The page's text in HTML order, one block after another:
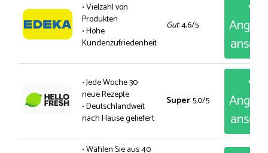
• Vielzahl von
Produkten
• Hohe
Kundenzufriedenheit
Gut: 4,6/5
• Jede Woche 30
neue Rezepte
• Deutschlandweit
nach Hause geliefert
Super: 5,0/5
• Wählen Sie aus 40